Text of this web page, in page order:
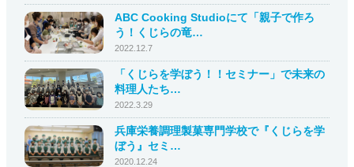
ABC Cooking Studioにて「親子で作ろ
う！くじらの竜…
2022.12.7
「くじらを学ぼう！！セミナー」で未来の
料理人たち…
2022.3.29
兵庫栄養調理製菓専門学校で『くじらを学
ぼう』セミ…
2020.12.24